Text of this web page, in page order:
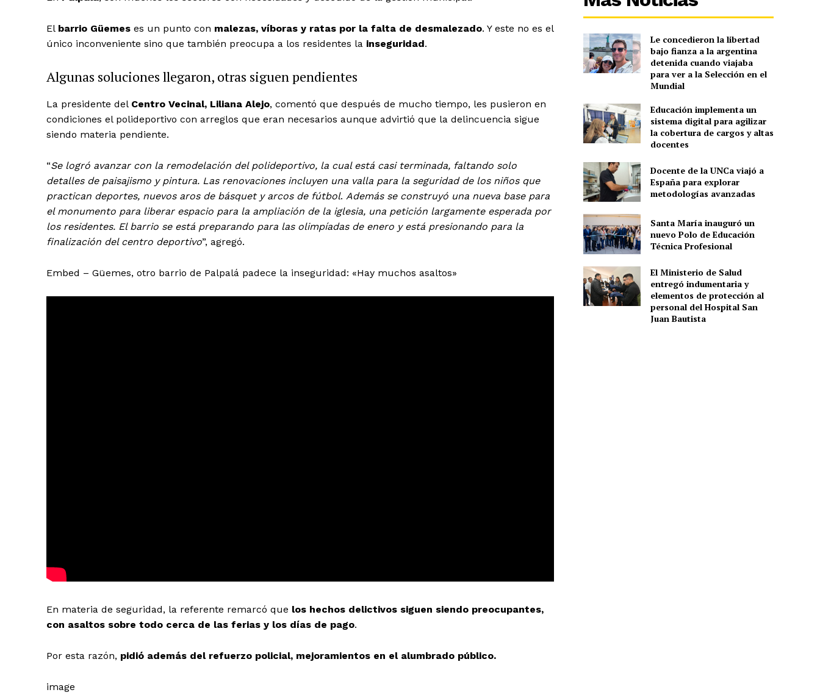
El barrio Güemes es un punto con malezas, víboras y ratas por la falta de desmalezado. Y este no es el
único inconveniente sino que también preocupa a los residentes la inseguridad.
Algunas soluciones llegaron, otras siguen pendientes
La presidente del Centro Vecinal, Liliana Alejo, comentó que después de mucho tiempo, les pusieron en
condiciones el polideportivo con arreglos que eran necesarios aunque advirtió que la delincuencia sigue
siendo materia pendiente.
“Se logró avanzar con la remodelación del polideportivo, la cual está casi terminada, faltando solo
detalles de paisajismo y pintura. Las renovaciones incluyen una valla para la seguridad de los niños que
practican deportes, nuevos aros de básquet y arcos de fútbol. Además se construyó una nueva base para
el monumento para liberar espacio para la ampliación de la iglesia, una petición largamente esperada por
los residentes. El barrio se está preparando para las olimpíadas de enero y está presionando para la
finalización del centro deportivo”, agregó.
Embed – Güemes, otro barrio de Palpalá padece la inseguridad: «Hay muchos asaltos»
En materia de seguridad, la referente remarcó que los hechos delictivos siguen siendo preocupantes,
con asaltos sobre todo cerca de las ferias y los días de pago.
Por esta razón, pidió además del refuerzo policial, mejoramientos en el alumbrado público.
image
Le concedieron la libertad
bajo fianza a la argentina
detenida cuando viajaba
para ver a la Selección en el
Mundial
Educación implementa un
sistema digital para agilizar
la cobertura de cargos y altas
docentes
Docente de la UNCa viajó a
España para explorar
metodologías avanzadas
Santa María inauguró un
nuevo Polo de Educación
Técnica Profesional
El Ministerio de Salud
entregó indumentaria y
elementos de protección al
personal del Hospital San
Juan Bautista